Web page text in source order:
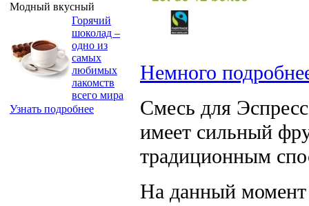
Модный вкусный
Горячий
шоколад –
одно из
самых
любимых
лакомств
всего мира
Узнать подробнее
Немного
Смесь для
имеет сильный
традиционным
На данный момент